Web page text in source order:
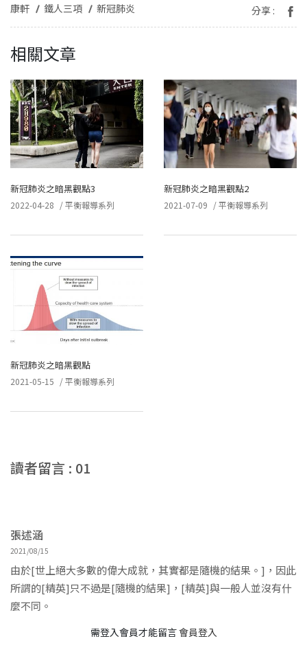
康軒 鐵人三項 新冠肺炎 分享 :
相關文章
新冠肺炎之暗黑觀點3
2022-04-28 /平衡報導系列
新冠肺炎之暗黑觀點2
2021-07-09 /平衡報導系列
新冠肺炎之暗黑觀點
2021-05-15 /平衡報導系列
讀者留言 : 01
張述涵
2021/08/15
由於[世上絕大多數的偉大成就，其實都是隨機的結果。]，因此
所謂的[精英]只不過是[隨機的結果]，[精英]與一般人並沒有什
麼不同。
需登入會員才能留言會員登入